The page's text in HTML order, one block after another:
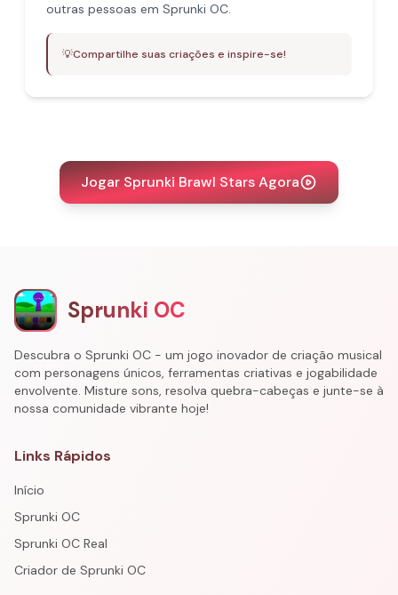
outras pessoas em Sprunki OC.
💡Compartilhe suas criações e inspire-se!
Jogar Sprunki Brawl Stars Agora
Sprunki OC
Descubra o Sprunki OC - um jogo inovador de criação musical
com personagens únicos, ferramentas criativas e jogabilidade
envolvente. Misture sons, resolva quebra-cabeças e junte-se à
nossa comunidade vibrante hoje!
Links Rápidos
Início
Sprunki OC
Sprunki OC Real
Criador de Sprunki OC